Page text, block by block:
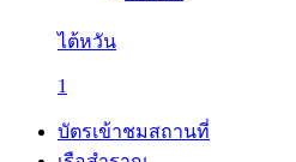
ไต้หวัน
1
บัตรเข้าชมสถานที่